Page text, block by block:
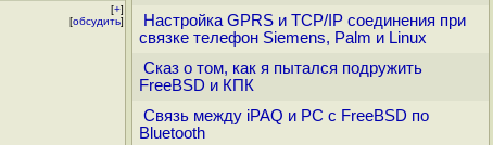
[+]
[обсудить]
Настройка GPRS и TCP/IP соединения при
связке телефон Siemens, Palm и Linux
Сказ о том, как я пытался подружить
FreeBSD и КПК
Cвязь между iPAQ и PC с FreeBSD по
Bluetooth